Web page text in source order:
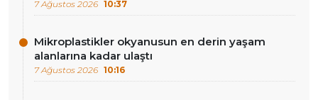
7 Ağustos 2026 10:37
Mikroplastikler okyanusun en derin yaşam
alanlarına kadar ulaştı
7 Ağustos 2026 10:16